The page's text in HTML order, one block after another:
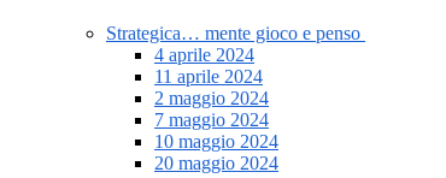
Strategica… mente gioco e penso
4 aprile 2024
11 aprile 2024
2 maggio 2024
7 maggio 2024
10 maggio 2024
20 maggio 2024